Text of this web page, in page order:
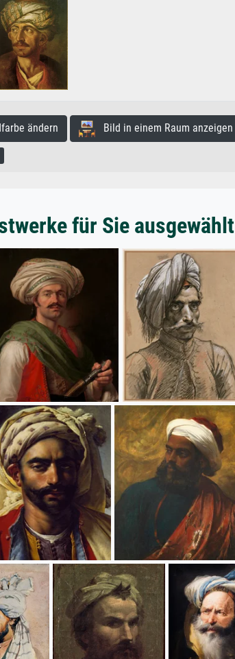
ändern Bild in einem Raum anzeigen
für Sie ausgewählt